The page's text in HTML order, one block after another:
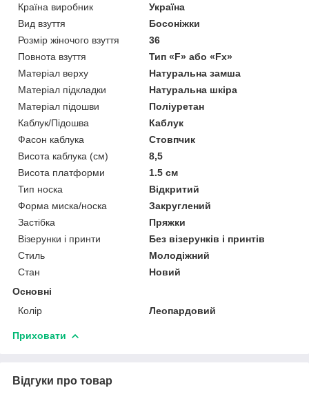
Країна виробник
Україна
Вид взуття
Босоніжки
Розмір жіночого взуття
36
Повнота взуття
Тип «F» або «Fx»
Матеріал верху
Натуральна замша
Матеріал підкладки
Натуральна шкіра
Матеріал підошви
Поліуретан
Каблук/Підошва
Каблук
Фасон каблука
Стовпчик
Висота каблука (см)
8,5
Висота платформи
1.5 см
Тип носка
Відкритий
Форма миска/носка
Закруглений
Застібка
Пряжки
Візерунки і принти
Без візерунків і принтів
Стиль
Молодіжний
Стан
Новий
Основні
Колір
Леопардовий
Приховати
Відгуки про товар